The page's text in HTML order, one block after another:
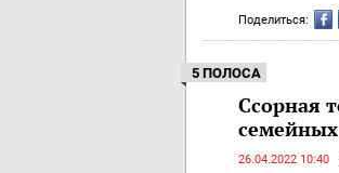
Поделиться:
5 ПОЛОСА
Ссорная
26.04.2022 10:40